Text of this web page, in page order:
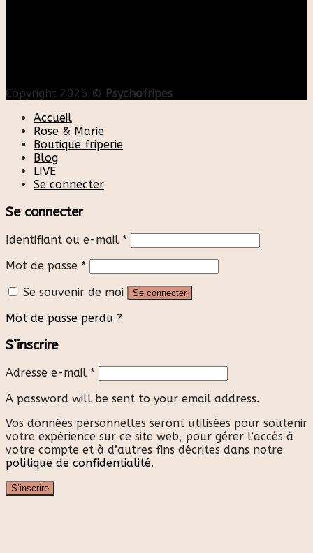
Copyright 2026 © Psychofripes
Accueil
Rose & Marie
Boutique friperie
Blog
LIVE
Se connecter
Se connecter
Identifiant ou e-mail *
Mot de passe *
Se souvenir de moi
Se connecter
Mot de passe perdu ?
S’inscrire
Adresse e-mail *
A password will be sent to your email address.
Vos données personnelles seront utilisées pour soutenir
votre expérience sur ce site web, pour gérer l’accès à
votre compte et à d’autres fins décrites dans notre
politique de confidentialité.
S’inscrire